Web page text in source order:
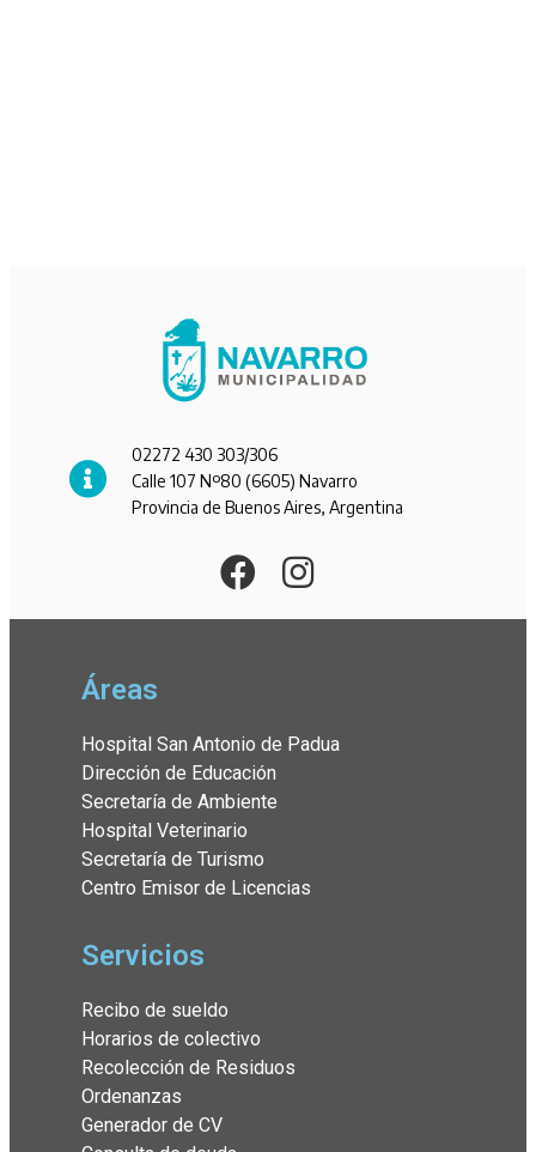
02272 430 303/306
Calle 107 Nº80 (6605) Navarro
Provincia de Buenos Aires, Argentina
Áreas
Hospital San Antonio de Padua
Dirección de Educación
Secretaría de Ambiente
Hospital Veterinario
Secretaría de Turismo
Centro Emisor de Licencias
Servicios
Recibo de sueldo
Horarios de colectivo
Recolección de Residuos
Ordenanzas
Generador de CV